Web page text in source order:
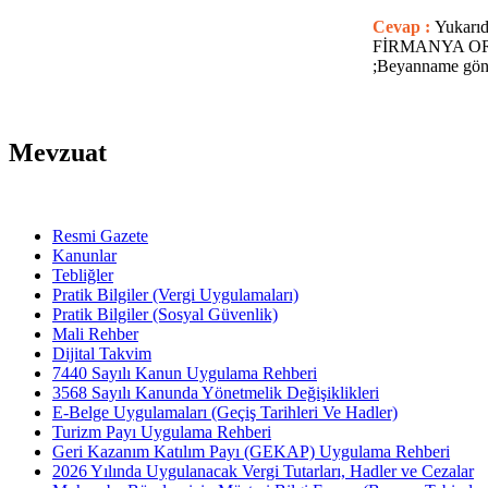
Cevap :
FİRMANYA
;Beyanname
Mevzuat
Resmi Gazete
Kanunlar
Tebliğler
Pratik Bilgiler (Vergi Uygulamaları)
Pratik Bilgiler (Sosyal Güvenlik)
Mali Rehber
Dijital Takvim
7440 Sayılı Kanun Uygulama Rehberi
3568 Sayılı Kanunda Yönetmelik Değişiklikleri
E-Belge Uygulamaları (Geçiş Tarihleri Ve Hadler)
Turizm Payı Uygulama Rehberi
Geri Kazanım Katılım Payı (GEKAP) Uygulama Rehberi
2026 Yılında Uygulanacak Vergi Tutarları, Hadler ve Cezalar